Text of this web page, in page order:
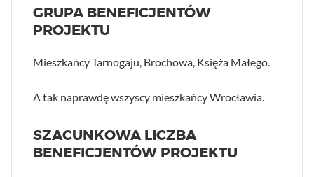
GRUPA BENEFICJENTÓW
PROJEKTU
Mieszkańcy Tarnogaju, Brochowa, Księża Małego.
A tak naprawdę wszyscy mieszkańcy Wrocławia.
SZACUNKOWA LICZBA
BENEFICJENTÓW PROJEKTU